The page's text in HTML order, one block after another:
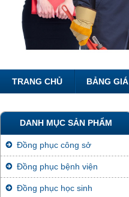
TRANG CHỦ BẢNG GIÁ
DANH MỤC SẢN PHẨM
Đồng phục công sở
Đồng phục bệnh viện
Đồng phục học sinh